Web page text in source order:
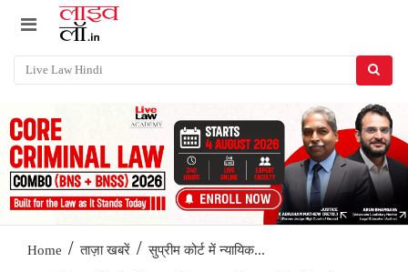
Home / ताज़ा खबरें / सुप्रीम कोर्ट में न्यायिक...